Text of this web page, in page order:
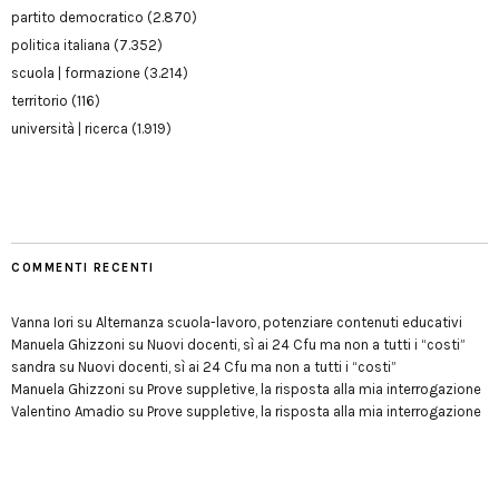
partito democratico (2.870)
politica italiana (7.352)
scuola | formazione (3.214)
territorio (116)
università | ricerca (1.919)
COMMENTI RECENTI
Vanna Iori su Alternanza scuola-lavoro, potenziare contenuti educativi
Manuela Ghizzoni su Nuovi docenti, sì ai 24 Cfu ma non a tutti i “costi”
sandra su Nuovi docenti, sì ai 24 Cfu ma non a tutti i “costi”
Manuela Ghizzoni su Prove suppletive, la risposta alla mia interrogazione
Valentino Amadio su Prove suppletive, la risposta alla mia interrogazione